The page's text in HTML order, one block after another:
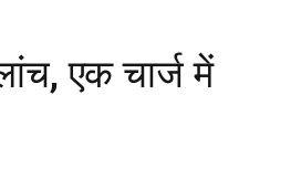
एक चार्ज में